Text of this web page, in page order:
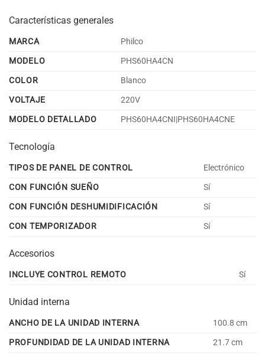
Características generales
MARCA
Philco
MODELO
PHS60HA4CN
COLOR
Blanco
VOLTAJE
220V
MODELO DETALLADO
PHS60HA4CNI|PHS60HA4CNE
Tecnología
TIPOS DE PANEL DE CONTROL
Electrónico
CON FUNCIÓN SUEÑO
Sí
CON FUNCIÓN DESHUMIDIFICACIÓN
Sí
CON TEMPORIZADOR
Sí
Accesorios
INCLUYE CONTROL REMOTO Sí
Unidad interna
ANCHO DE LA UNIDAD INTERNA
100.8 cm
PROFUNDIDAD DE LA UNIDAD INTERNA
21.7 cm